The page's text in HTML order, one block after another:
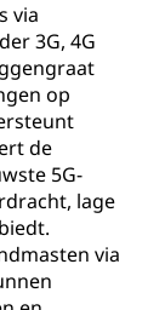
via
3G, 4G
op
de
5G-
lage
via